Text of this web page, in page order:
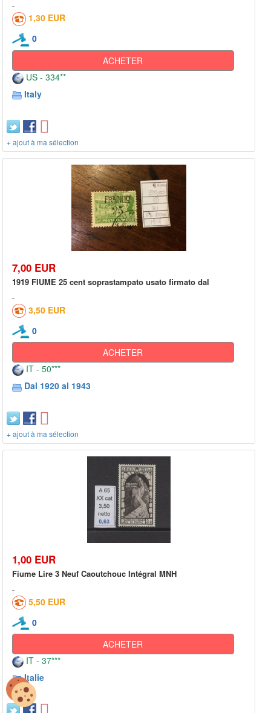
1,30 EUR
0
ACHETER
US - 334**
Italy
+ ajout à ma sélection
7,00 EUR
1919 FIUME 25 cent soprastampato usato firmato dal
3,50 EUR
0
ACHETER
IT - 50***
Dal 1920 al 1943
+ ajout à ma sélection
1,00 EUR
Fiume Lire 3 Neuf Caoutchouc Intégral MNH
5,50 EUR
0
ACHETER
IT - 37***
Italie